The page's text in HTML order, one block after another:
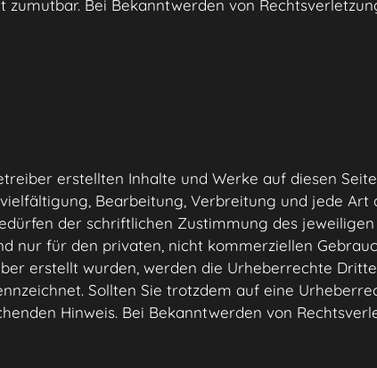
zumutbar. Bei Bekanntwerden von
erstellten Inhalte und Werke auf diesen
Bearbeitung, Verbreitung und jede
der schriftlichen Zustimmung des jeweiligen
nur für den privaten, nicht kommerziellen
erstellt wurden, werden die Urheberrechte
Sollten Sie trotzdem auf eine
Hinweis. Bei Bekanntwerden von